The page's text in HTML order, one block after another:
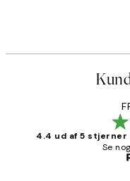
4.4 ud af 5 stjerner
Se